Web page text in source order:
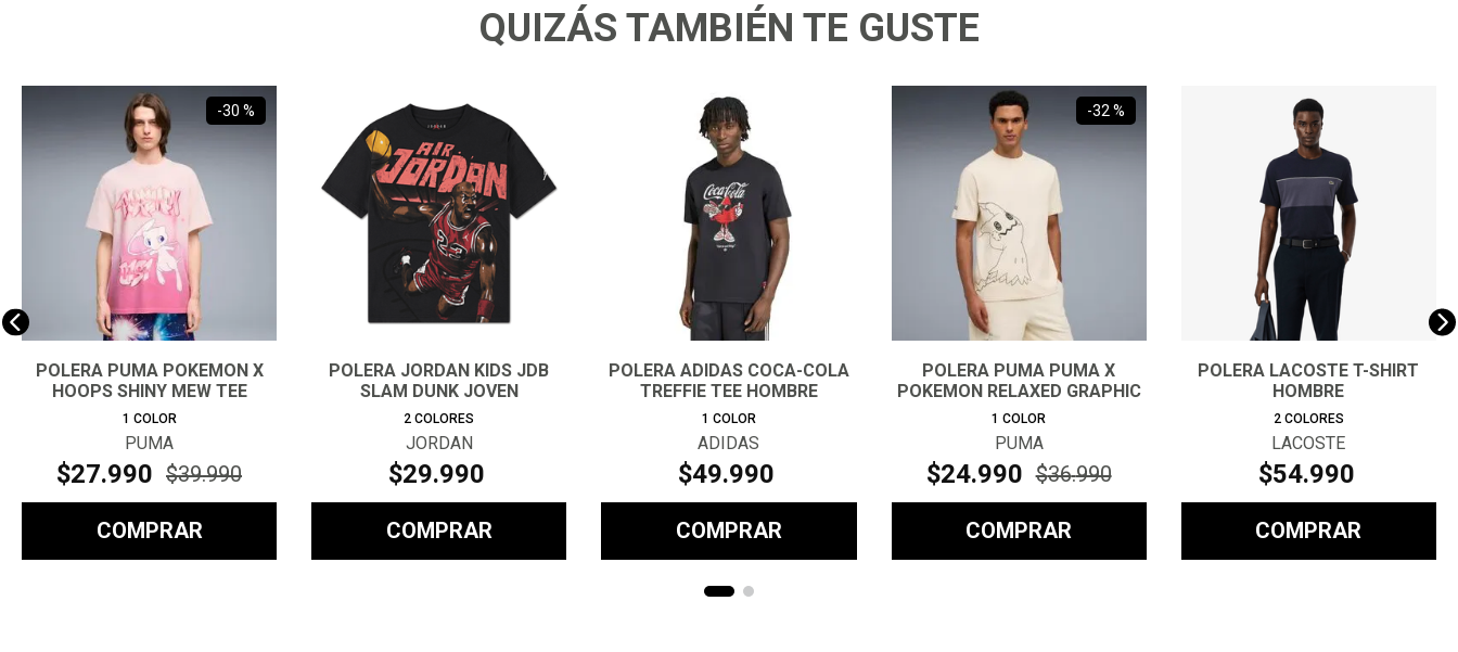
QUIZÁS TAMBIÉN TE GUSTE
-30 %
POLERA PUMA POKEMON X
HOOPS SHINY MEW TEE
HOMBRE
1 COLOR
PUMA
$27.990 $39.990
COMPRAR
POLERA JORDAN KIDS JDB
SLAM DUNK JOVEN
2 COLORES
JORDAN
$29.990
COMPRAR
POLERA ADIDAS COCA-COLA
TREFFIE TEE HOMBRE
1 COLOR
ADIDAS
$49.990
COMPRAR
-32 %
POLERA PUMA PUMA X
POKEMON RELAXED GRAPHIC
TEE HOM
1 COLOR
PUMA
$24.990 $36.990
COMPRAR
POLERA LACOSTE T-SHIRT
HOMBRE
2 COLORES
LACOSTE
$54.990
COMPRAR